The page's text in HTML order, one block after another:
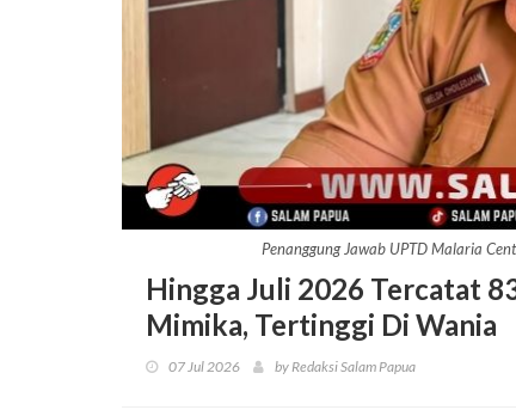
Penanggung Jawab UPTD Malaria
Hingga Juli 2026 Tercatat
Mimika, Tertinggi Di Wania
07 Jul 2026 by Redaksi Salam Papua